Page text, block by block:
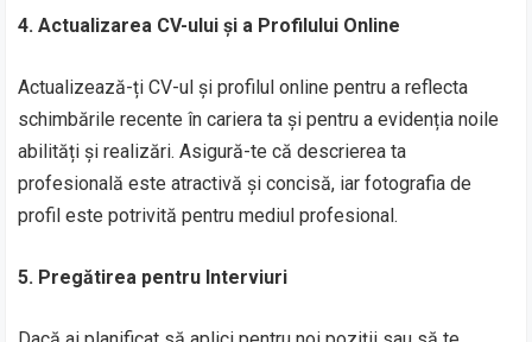
4. Actualizarea CV-ului și a Profilului Online
Actualizează-ți CV-ul și profilul online pentru a reflecta
schimbările recente în cariera ta și pentru a evidenția noile
abilități și realizări. Asigură-te că descrierea ta
profesională este atractivă și concisă, iar fotografia de
profil este potrivită pentru mediul profesional.
5. Pregătirea pentru Interviuri